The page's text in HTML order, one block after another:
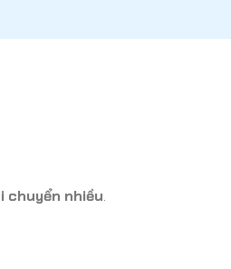
chuyển nhiều.